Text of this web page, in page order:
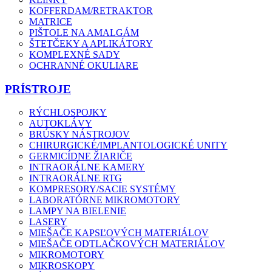
KOFFERDAM/RETRAKTOR
MATRICE
PIŠTOLE NA AMALGÁM
ŠTETČEKY A APLIKÁTORY
KOMPLEXNÉ SADY
OCHRANNÉ OKULIARE
PRÍSTROJE
RÝCHLOSPOJKY
AUTOKLÁVY
BRÚSKY NÁSTROJOV
CHIRURGICKÉ/IMPLANTOLOGICKÉ UNITY
GERMICÍDNE ŽIARIČE
INTRAORÁLNE KAMERY
INTRAORÁLNE RTG
KOMPRESORY/SACIE SYSTÉMY
LABORATÓRNE MIKROMOTORY
LAMPY NA BIELENIE
LASERY
MIEŠAČE KAPSĽOVÝCH MATERIÁLOV
MIEŠAČE ODTLAČKOVÝCH MATERIÁLOV
MIKROMOTORY
MIKROSKOPY